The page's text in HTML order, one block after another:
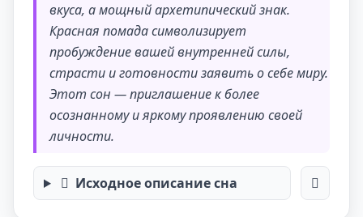
вкуса, а мощный архетипический знак.
Красная помада символизирует
пробуждение вашей внутренней силы,
страсти и готовности заявить о себе миру.
Этот сон — приглашение к более
осознанному и яркому проявлению своей
личности.
Исходное описание сна